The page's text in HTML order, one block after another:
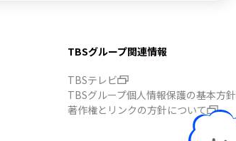
TBSグループ関連情報
TBSテレビ
TBSグループ個人情報保護の基本方針
著作権とリンクの方針について